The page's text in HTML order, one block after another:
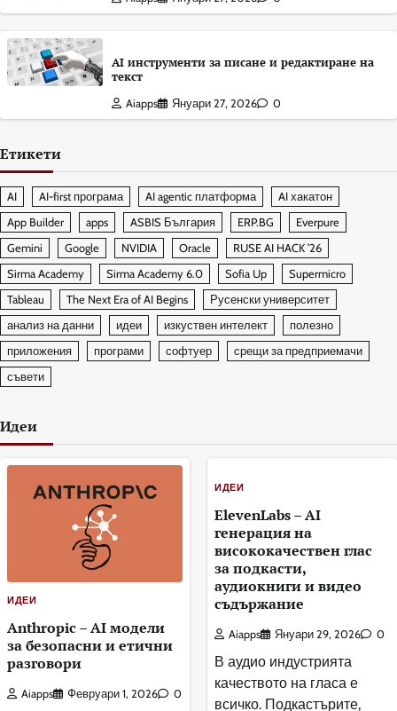
AI инструменти за писане и редактиране на
текст
Aiapps Януари 27, 2026 0
Етикети
AI AI-first програма AI agentic платформа
AI хакатон
App Builder
apps ASBIS България ERP.BG
Everpure
Gemini
Google NVIDIA Oracle
RUSE AI HACK ’26
Sirma Academy
Sirma Academy 6.0 Sofia Up
Supermicro
Tableau
The Next Era of AI Begins
Русенски университет
анализ на данни
идеи изкуствен интелект
полезно
приложения
програми софтуер
срещи за предприемачи
съвети
Идеи
ИДЕИ
Anthropic – AI модели
за безопасни и етични
разговори
Aiapps Февруари 1, 2026 0
ИДЕИ
ElevenLabs – AI
генерация на
висококачествен глас
за подкасти,
аудиокниги и видео
съдържание
Aiapps Януари 29, 2026 0
В аудио индустрията
качеството на гласа е
всичко. Подкастърите,